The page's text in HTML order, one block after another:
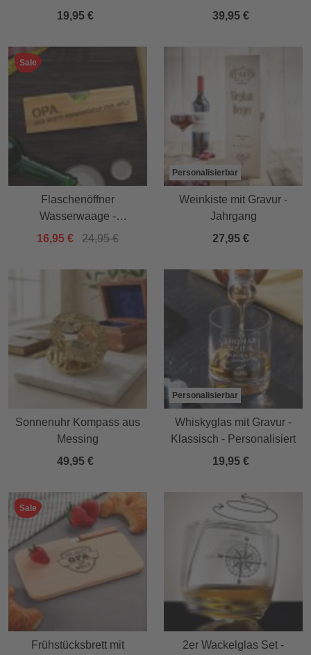
19,95 €
39,95 €
Sale
Flaschenöffner
Wasserwaage -
Handwerker Opa
16,95 € 24,95 €
Personalisierbar
Weinkiste mit Gravur -
Jahrgang
27,95 €
Sonnenuhr Kompass aus
Messing
49,95 €
Personalisierbar
Whiskyglas mit Gravur -
Klassisch - Personalisiert
19,95 €
Sale
Frühstücksbrett mit
2er Wackelglas Set -